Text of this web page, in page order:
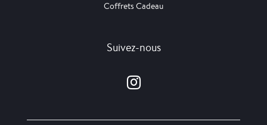
Coffrets Cadeau
Suivez-nous